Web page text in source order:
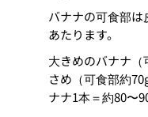
バナナの可食部
あたります。
大きめのバナナ
さめ（可食部約
ナナ1本＝約80〜